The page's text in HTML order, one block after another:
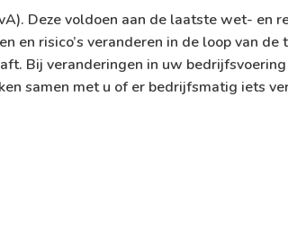
Deze voldoen aan de laatste wet- en
en risico’s veranderen in de loop van
Bij veranderingen in uw
samen met u of er bedrijfsmatig iets